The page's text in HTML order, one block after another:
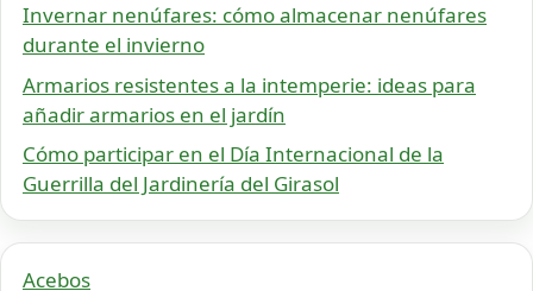
Invernar nenúfares: cómo almacenar nenúfares
durante el invierno
Armarios resistentes a la intemperie: ideas para
añadir armarios en el jardín
Cómo participar en el Día Internacional de la
Guerrilla del Jardinería del Girasol
Acebos